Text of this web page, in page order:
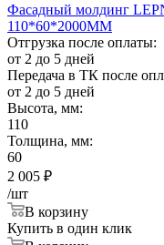
Фасадный молдинг
110*60*2000ММ
Отгрузка после оплаты:
от 2 до 5 дней
Передача в ТК после
от 2 до 5 дней
Высота, мм:
110
Толщина, мм:
60
2 005 ₽
/шт
В корзину
Купить в один клик